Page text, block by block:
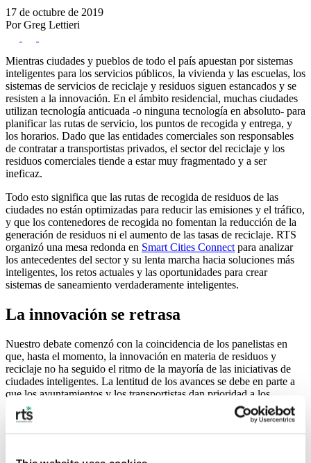
17 de octubre de 2019
Por Greg Lettieri
Mientras ciudades y pueblos de todo el país apuestan por sistemas
inteligentes para los servicios públicos, la vivienda y las escuelas, los
sistemas de servicios de reciclaje y residuos siguen estancados y se
resisten a la innovación. En el ámbito residencial, muchas ciudades
utilizan tecnología anticuada -o ninguna tecnología en absoluto- para
planificar las rutas de servicio, los puntos de recogida y entrega, y
los horarios. Dado que las entidades comerciales son responsables
de contratar a transportistas privados, el sector del reciclaje y los
residuos comerciales tiende a estar muy fragmentado y a ser
ineficaz.
Todo esto significa que las rutas de recogida de residuos de las
ciudades no están optimizadas para reducir las emisiones y el tráfico,
y que los contenedores de recogida no fomentan la reducción de la
generación de residuos ni el aumento de las tasas de reciclaje. RTS
organizó una mesa redonda en Smart Cities Connect para analizar
los antecedentes del sector y su lenta marcha hacia soluciones más
inteligentes, los retos actuales y las oportunidades para crear
sistemas de saneamiento verdaderamente inteligentes.
La innovación se retrasa
Nuestro debate comenzó con la coincidencia de los panelistas en
que, hasta el momento, la innovación en materia de residuos y
reciclaje no ha seguido el ritmo de la mayoría de las iniciativas de
ciudades inteligentes. La lentitud de los avances se debe en parte a
que los ayuntamientos y los transportistas dan prioridad a los
resultados a corto plazo frente a la sostenibilidad a largo plazo. Los
gastos relacionados con los residuos y el reciclaje son bajos en